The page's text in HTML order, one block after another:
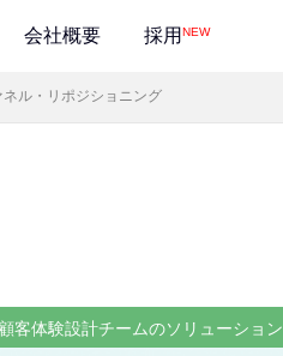
会社概要 採用 NEW
ネル・リポジショニング
客体験設計チームのソリューション